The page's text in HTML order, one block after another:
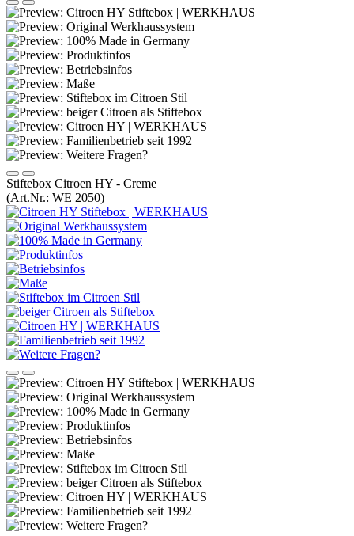
Stiftebox Citroen HY - Creme
(Art.Nr.: WE 2050)